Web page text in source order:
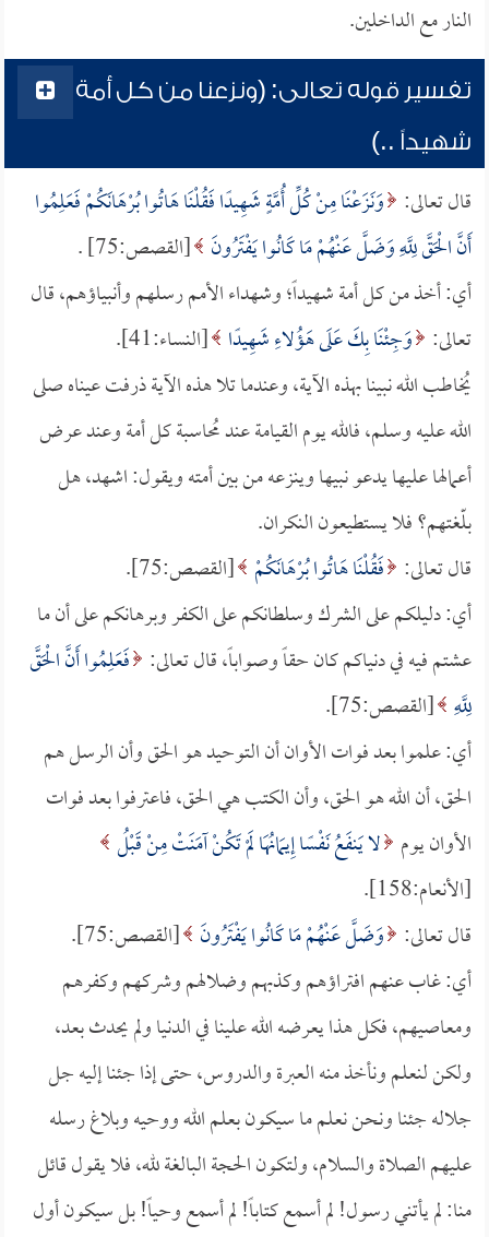
النار مع الداخلين.
تفسير قوله تعالى: (ونزعنا من كل أمة
شهيداً ..)
قال تعالى: وَنَزَعْنَا مِنْ كُلِّ أُمَّةٍ شَهِيدًا فَقُلْنَا هَاتُوا بُرْهَانَكُمْ فَعَلِمُوا
أَنَّ الْحَقَّ لِلَّهِ وَضَلَّ عَنْهُمْ مَا كَانُوا يَفْتَرُونَ [القصص:75] .
أي: أخذ من كل أمة شهيداً؛ وشهداء الأمم رسلهم وأنبياؤهم، قال
تعالى: وَجِئْنَا بِكَ عَلَى هَؤُلاءِ شَهِيدًا [النساء:41].
يُخاطب الله نبينا بهذه الآية، وعندما تلا هذه الآية ذرفت عيناه صلى
الله عليه وسلم، فالله يوم القيامة عند مُحاسبة كل أمة وعند عرض
أعمالها عليها يدعو نبيها وينزعه من بين أمته ويقول: اشهد، هل
بلّغتهم؟ فلا يستطيعون النكران.
قال تعالى: فَقُلْنَا هَاتُوا بُرْهَانَكُمْ [القصص:75].
أي: دليلكم على الشرك وسلطانكم على الكفر وبرهانكم على أن ما
عشتم فيه في دنياكم كان حقاً وصواباً، قال تعالى: فَعَلِمُوا أَنَّ الْحَقَّ
لِلَّهِ [القصص:75].
أي: علموا بعد فوات الأوان أن التوحيد هو الحق وأن الرسل هم
الحق، أن الله هو الحق، وأن الكتب هي الحق، فاعترفوا بعد فوات
الأوان يوم لا يَنفَعُ نَفْسًا إِيمَانُهَا لَمْ تَكُنْ آمَنَتْ مِنْ قَبْلُ
[الأنعام:158].
قال تعالى: وَضَلَّ عَنْهُمْ مَا كَانُوا يَفْتَرُونَ [القصص:75].
أي: غاب عنهم افتراؤهم وكذبهم وضلالهم وشركهم وكفرهم
ومعاصيهم، فكل هذا يعرضه الله علينا في الدنيا ولم يحدث بعد،
ولكن لنعلم ونأخذ منه العبرة والدروس، حتى إذا جئنا إليه جل
جلاله جئنا ونحن نعلم ما سيكون بعلم الله ووحيه وبلاغ رسله
عليهم الصلاة والسلام، ولتكون الحجة البالغة لله، فلا يقول قائل
منا: لم يأتني رسول! لم أسمع كتاباً! لم أسمع وحياً! بل سيكون أول